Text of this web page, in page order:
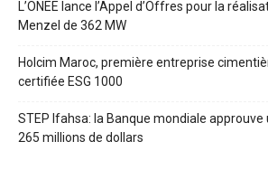
L’ONEE lance l’Appel d’Offres pour la
Menzel de 362 MW
Holcim Maroc, première entreprise
certifiée ESG 1000
STEP Ifahsa: la Banque mondiale
265 millions de dollars